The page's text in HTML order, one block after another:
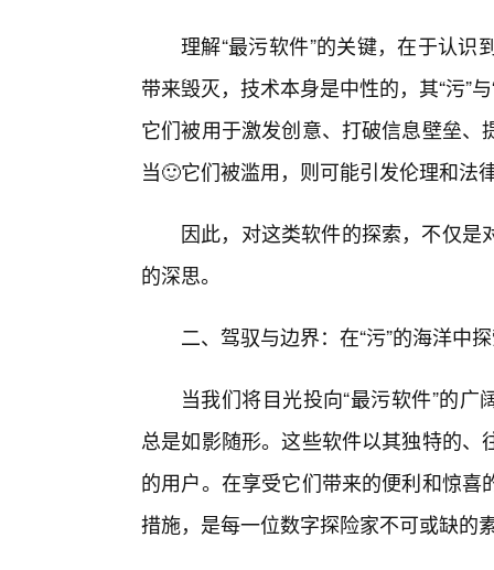
理解“最污软件”的关键，在于认
带来毁灭，技术本身是中性的，其“污”
它们被用于激发创意、打破信息壁垒
当🙂它们被滥用，则可能引发伦理和法
因此，对这类软件的探索，不仅
的深思。
二、驾驭与边界：在“污”的海洋中
当我们将目光投向“最污软件”的
总是如影随形。这些软件以其独特的
的用户。在享受它们带来的便利和惊
措施，是每一位数字探险家不可或缺的